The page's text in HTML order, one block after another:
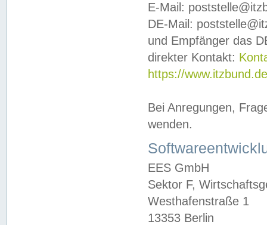
E-Mail:
DE-Mail:
und Empfänger das
direkter Kontakt:
https://
Bei Anregungen,
wenden.
EES GmbH
Sektor F,
Westhafenstraße 1
13353 Berlin